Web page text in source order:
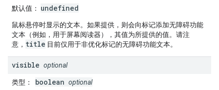
默认值 ： undefined
鼠标悬停时显示的文本。如果提供，则会向标记添加无障碍功能
文本（例如，用于屏幕阅读器），其值为所提供的值。请注
意， title 目前仅用于非优化标记的无障碍功能文本。
visible optional
类型 ： boolean optional